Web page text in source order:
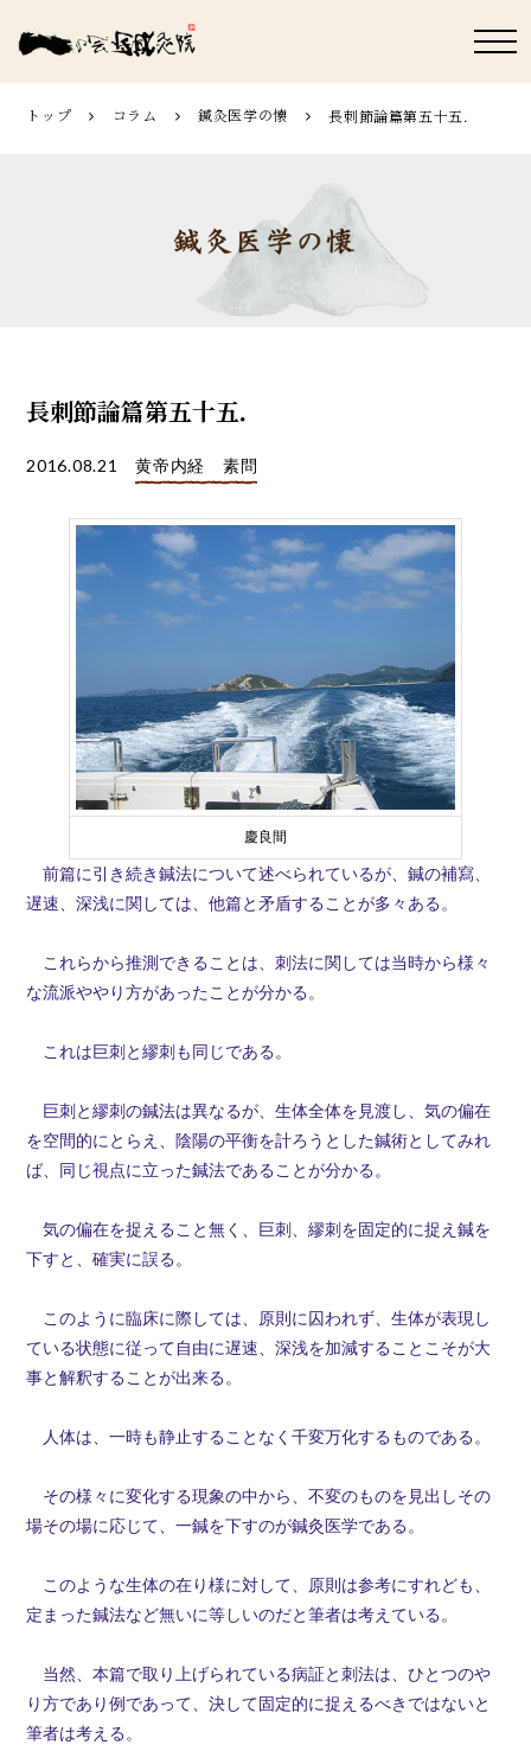
トップ コラム 鍼灸医学の懐 長刺節論篇第五十五．
長刺節論篇第五十五．
2016.08.21 黄帝内経 素問
慶良間
前篇に引き続き鍼法について述べられているが、鍼の補寫、
遅速、深浅に関しては、他篇と矛盾することが多々ある。
これらから推測できることは、刺法に関しては当時から様々
な流派ややり方があったことが分かる。
これは巨刺と繆刺も同じである。
巨刺と繆刺の鍼法は異なるが、生体全体を見渡し、気の偏在
を空間的にとらえ、陰陽の平衡を計ろうとした鍼術としてみれ
ば、同じ視点に立った鍼法であることが分かる。
気の偏在を捉えること無く、巨刺、繆刺を固定的に捉え鍼を
下すと、確実に誤る。
このように臨床に際しては、原則に囚われず、生体が表現し
ている状態に従って自由に遅速、深浅を加減することこそが大
事と解釈することが出来る。
人体は、一時も静止することなく千変万化するものである。
その様々に変化する現象の中から、不変のものを見出しその
場その場に応じて、一鍼を下すのが鍼灸医学である。
このような生体の在り様に対して、原則は参考にすれども、
定まった鍼法など無いに等しいのだと筆者は考えている。
当然、本篇で取り上げられている病証と刺法は、ひとつのや
り方であり例であって、決して固定的に捉えるべきではないと
筆者は考える。